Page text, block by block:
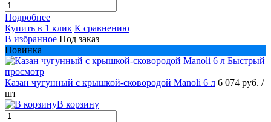
Подробнее
Купить в 1 клик К сравнению
В избранное Под заказ
Новинка
Быстрый
просмотр
Казан чугунный с крышкой-сковородой Manoli 6 л 6 074 руб. /
шт
В корзину